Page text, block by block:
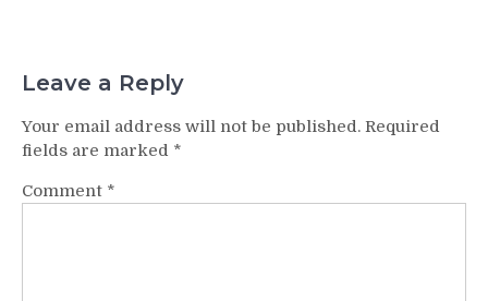
Leave a Reply
Your email address will not be published. Required
fields are marked *
Comment *